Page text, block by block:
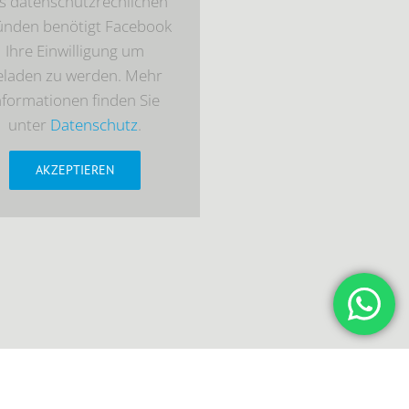
benötigt Facebook
Ihre Einwilligung um
zu werden. Mehr
finden Sie
unter Datenschutz.
AKZEPTIEREN